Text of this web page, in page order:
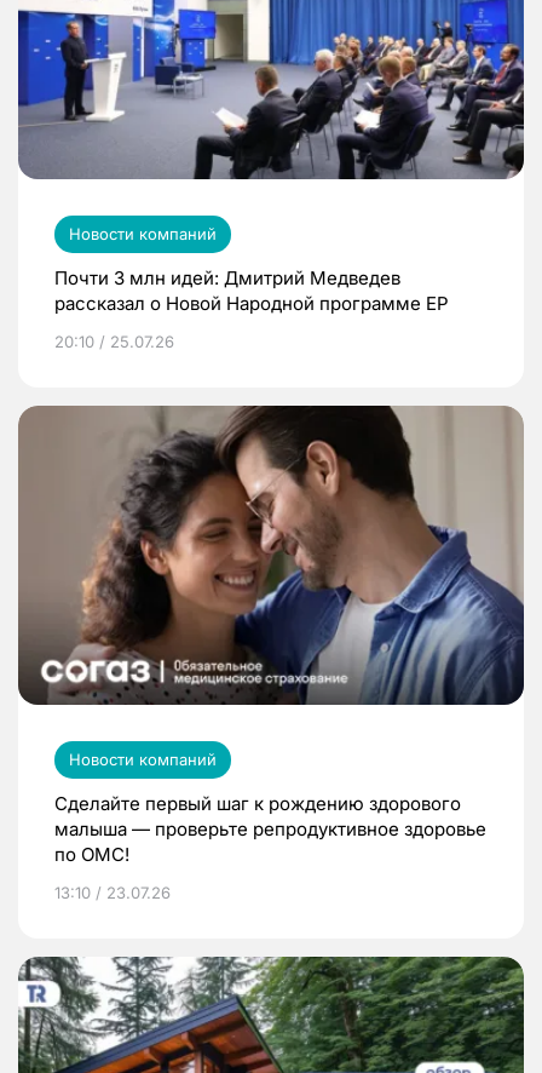
Новости компаний
Почти 3 млн идей: Дмитрий Медведев
рассказал о Новой Народной программе ЕР
20:10 / 25.07.26
Новости компаний
Сделайте первый шаг к рождению здорового
малыша — проверьте репродуктивное здоровье
по ОМС!
13:10 / 23.07.26